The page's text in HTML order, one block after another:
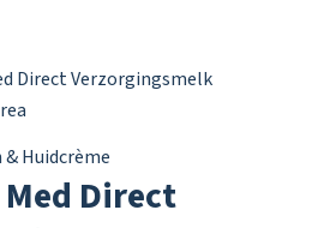
Huidcrème
Direct